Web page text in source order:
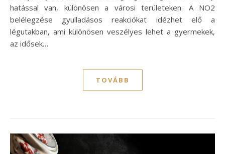
hatással van, különösen a városi területeken. A NO2
belélegzése gyulladásos reakciókat idézhet elő a
légutakban, ami különösen veszélyes lehet a gyermekek,
az idősek…
TOVÁBB